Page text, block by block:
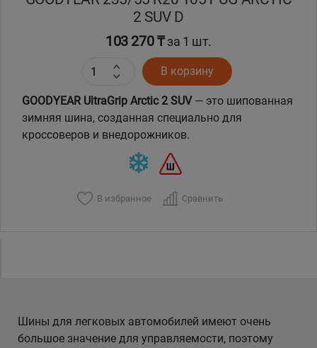
2 SUV D
103 270 ₸за 1 шт.
В корзину
GOODYEAR UltraGrip Arctic 2 SUV— это шипованная
зимняя шина, созданная специально для
кроссоверов и внедорожников.
В избранное Сравнить
Шины для легковых автомобилей имеют очень
большое значение для управляемости, поэтому